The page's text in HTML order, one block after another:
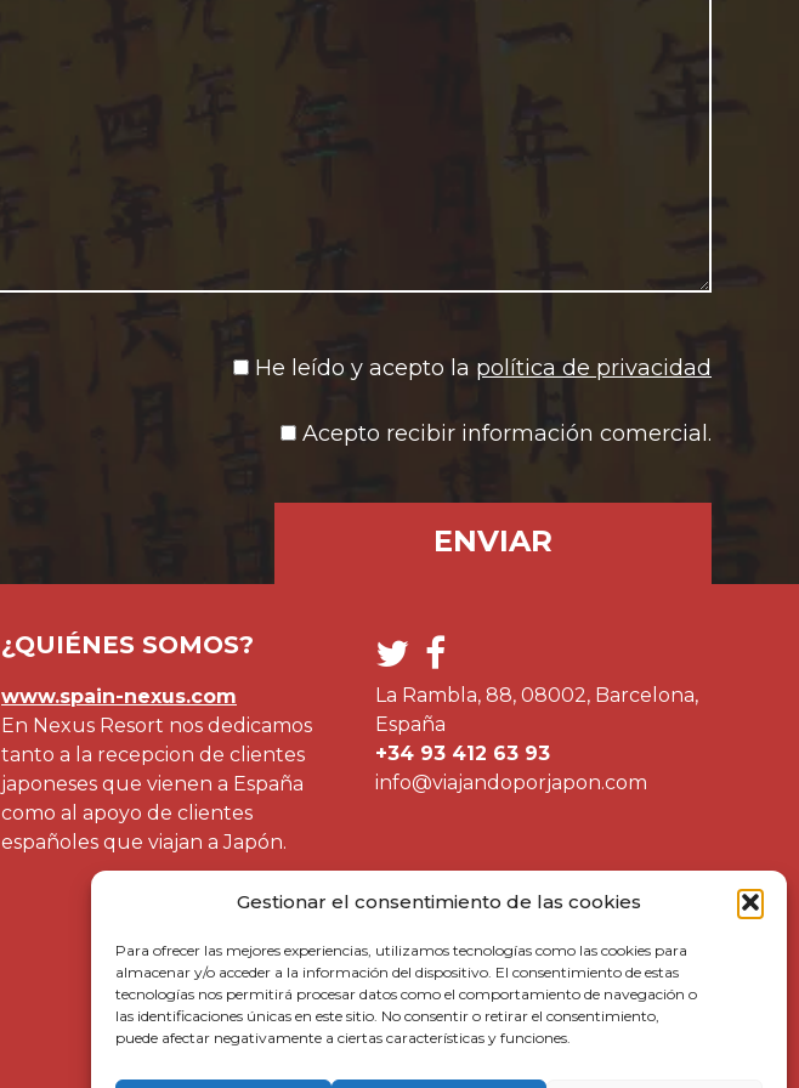
Gestionar el consentimiento de las cookies
Para ofrecer las mejores experiencias, utilizamos tecnologías como las cookies para
almacenar y/o acceder a la información del dispositivo. El consentimiento de estas
tecnologías nos permitirá procesar datos como el comportamiento de navegación o
las identificaciones únicas en este sitio. No consentir o retirar el consentimiento,
puede afectar negativamente a ciertas características y funciones.
He leído y acepto la política de privacidad
Acepto recibir información comercial.
¿QUIÉNES SOMOS?
www.spain-nexus.com
En Nexus Resort nos dedicamos
tanto a la recepcion de clientes
japoneses que vienen a España
como al apoyo de clientes
españoles que viajan a Japón.
La Rambla, 88, 08002, Barcelona,
España
+34 93 412 63 93
info@viajandoporjapon.com